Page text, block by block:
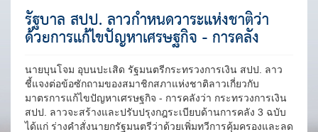
รัฐบาล สปป. ลาวกำหนดวาระแห่งชาติว่า
ด้วยการแก้ไขปัญหาเศรษฐกิจ - การคลัง
นายบุนโจม อุบนปะเสิด รัฐมนตรีกระทรวงการเงิน สปป. ลาว
ชี้แจงต่อข้อซักถามของสมาชิกสภาแห่งชาติลาวเกี่ยวกับ
มาตรการแก้ไขปัญหาเศรษฐกิจ - การคลังว่า กระทรวงการเงิน
สปป. ลาวจะสร้างและปรับปรุงกฎระเบียบด้านการคลัง 3 ฉบับ
ได้แก่ ร่างคำสั่งนายกรัฐมนตรีว่าด้วยเพิ่มทวีการคุ้มครองและลด